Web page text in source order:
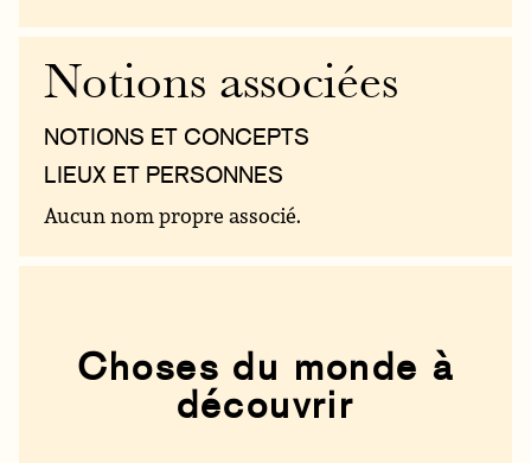
Notions associées
NOTIONS ET CONCEPTS
LIEUX ET PERSONNES
Aucun nom propre associé.
Choses du monde à
découvrir